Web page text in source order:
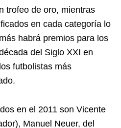
trofeo de oro, mientras
en cada categoría lo
habrá premios para los
del Siglo XXI en
futbolistas más
en el 2011 son Vicente
Manuel Neuer, del